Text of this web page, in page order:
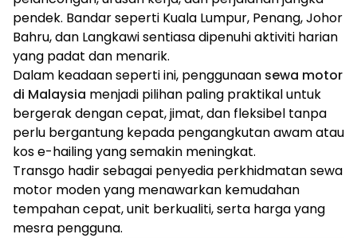
pendek. Bandar seperti Kuala Lumpur, Penang, Johor
Bahru, dan Langkawi sentiasa dipenuhi aktiviti harian
yang padat dan menarik.
Dalam keadaan seperti ini, penggunaan sewa motor
di Malaysia menjadi pilihan paling praktikal untuk
bergerak dengan cepat, jimat, dan fleksibel tanpa
perlu bergantung kepada pengangkutan awam atau
kos e-hailing yang semakin meningkat.
Transgo hadir sebagai penyedia perkhidmatan sewa
motor moden yang menawarkan kemudahan
tempahan cepat, unit berkualiti, serta harga yang
mesra pengguna.